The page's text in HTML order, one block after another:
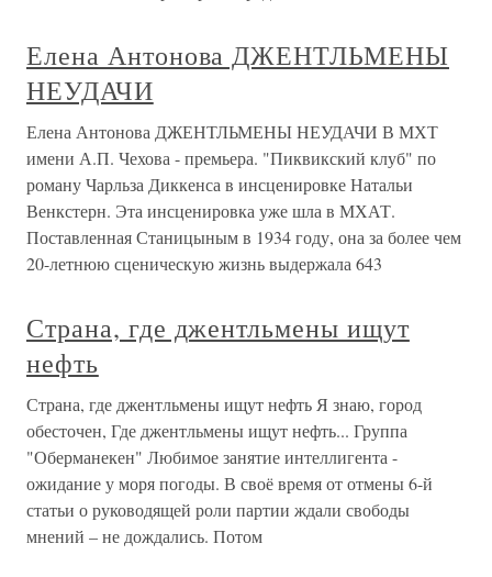
Елена Антонова ДЖЕНТЛЬМЕНЫ
НЕУДАЧИ
Елена Антонова ДЖЕНТЛЬМЕНЫ НЕУДАЧИ В МХТ
имени А.П. Чехова - премьера. "Пиквикский клуб" по
роману Чарльза Диккенса в инсценировке Натальи
Венкстерн. Эта инсценировка уже шла в МХАТ.
Поставленная Станицыным в 1934 году, она за более чем
20-летнюю сценическую жизнь выдержала 643
Страна, где джентльмены ищут
нефть
Страна, где джентльмены ищут нефть Я знаю, город
обесточен, Где джентльмены ищут нефть... Группа
"Оберманекен" Любимое занятие интеллигента -
ожидание у моря погоды. В своё время от отмены 6-­й
статьи о руководящей роли партии ждали свободы
мнений – не дождались. Потом